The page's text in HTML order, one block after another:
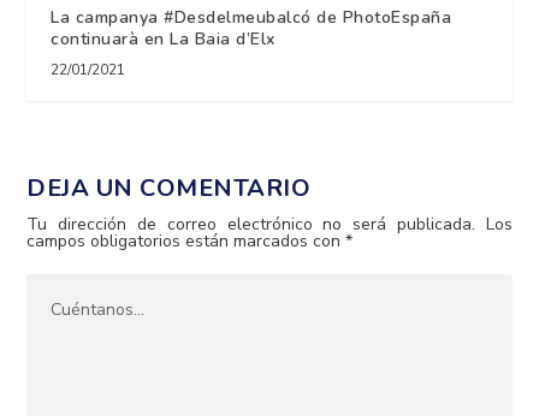
La campanya #Desdelmeubalcó de PhotoEspaña
continuarà en La Baia d’Elx
22/01/2021
DEJA UN COMENTARIO
Tu dirección de correo electrónico no será publicada. Los
campos obligatorios están marcados con*